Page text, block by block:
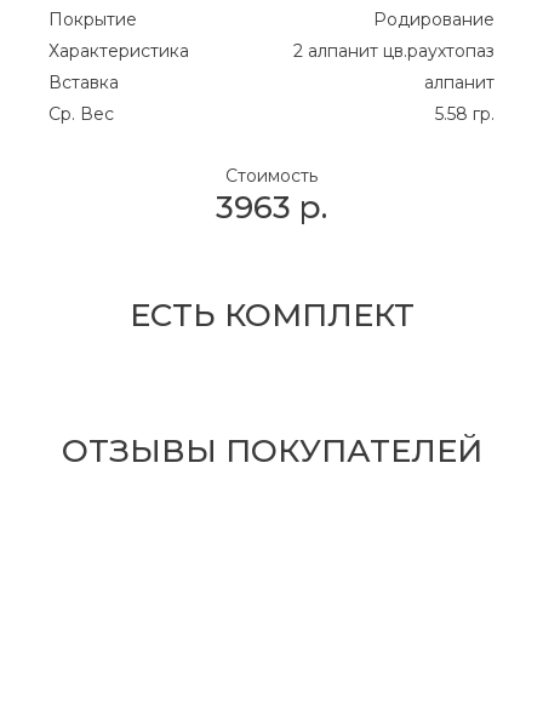
Покрытие
Родирование
Характеристика
2 алпанит цв.раухтопаз
Вставка
алпанит
Ср. Вес
5.58 гр.
Стоимость
3963 р.
ЕСТЬ КОМПЛЕКТ
ОТЗЫВЫ ПОКУПАТЕЛЕЙ